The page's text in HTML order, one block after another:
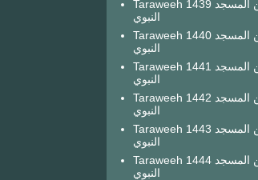
Taraweeh 1439 صلاة التراويح من المسجد
النبوي
Taraweeh 1440 صلاة التراويح من المسجد
النبوي
Taraweeh 1441 صلاة التراويح من المسجد
النبوي
Taraweeh 1442 صلاة التراويح من المسجد
النبوي
Taraweeh 1443 صلاة التراويح من المسجد
النبوي
Taraweeh 1444 صلاة التراويح من المسجد
النبوي